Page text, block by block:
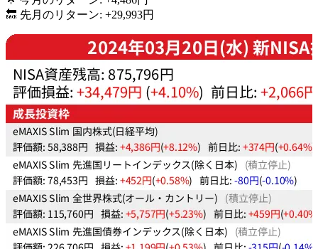
🔙 先月のリターン: +29,993円